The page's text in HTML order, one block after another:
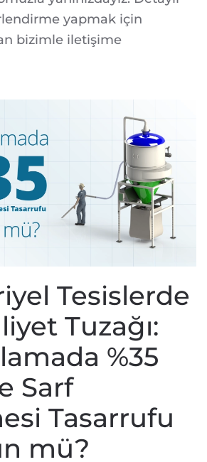
yapmak için
bizimle iletişime
Tesislerde
Tuzağı:
%35
Sarf
Tasarrufu
mü?